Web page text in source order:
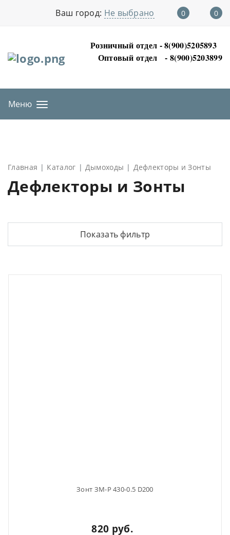
Ваш город: Не выбрано 0 0
Розничный отдел - 8(900)5205893
Оптовый отдел- 8(900)5203899
Меню
Главная Каталог Дымоходы Дефлекторы и Зонты
Дефлекторы и Зонты
Показать фильтр
Зонт ЗМ-Р 430-0.5 D200
820 руб.